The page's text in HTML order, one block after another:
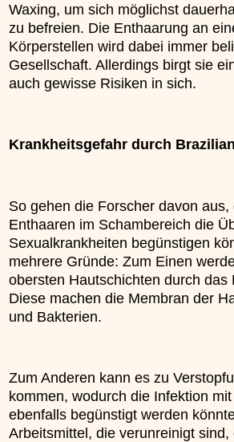
Waxing, um sich möglichst
zu befreien. Die Enthaarung an
Körperstellen wird dabei immer
Gesellschaft. Allerdings birgt sie
auch gewisse Risiken in sich.
Krankheitsgefahr durch
So gehen die Forscher davon
Enthaaren im Schambereich die
Sexualkrankheiten begünstigen
mehrere Gründe: Zum Einen
obersten Hautschichten durch
Diese machen die Membran der
und Bakterien.
Zum Anderen kann es zu
kommen, wodurch die Infektion
ebenfalls begünstigt werden
Arbeitsmittel, die verunreinigt